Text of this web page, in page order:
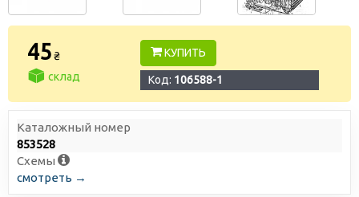
45₴
склад
КУПИТЬ
Код: 106588-1
Каталожный номер
853528
Схемы
смотреть →